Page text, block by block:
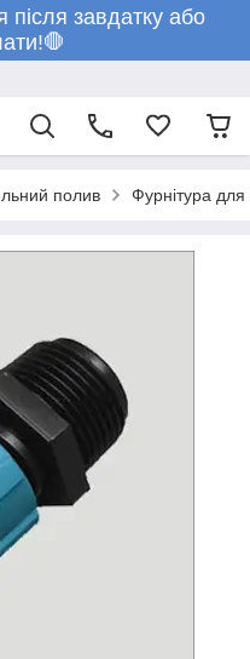
після завдатку або
полив Фурнітура для